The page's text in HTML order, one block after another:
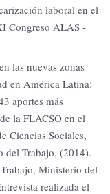
laboral en el
Congreso ALAS -
las nuevas zonas
en América Latina:
aportes más
la FLACSO en el
Ciencias Sociales,
del Trabajo, (2014).
Ministerio del
realizada el